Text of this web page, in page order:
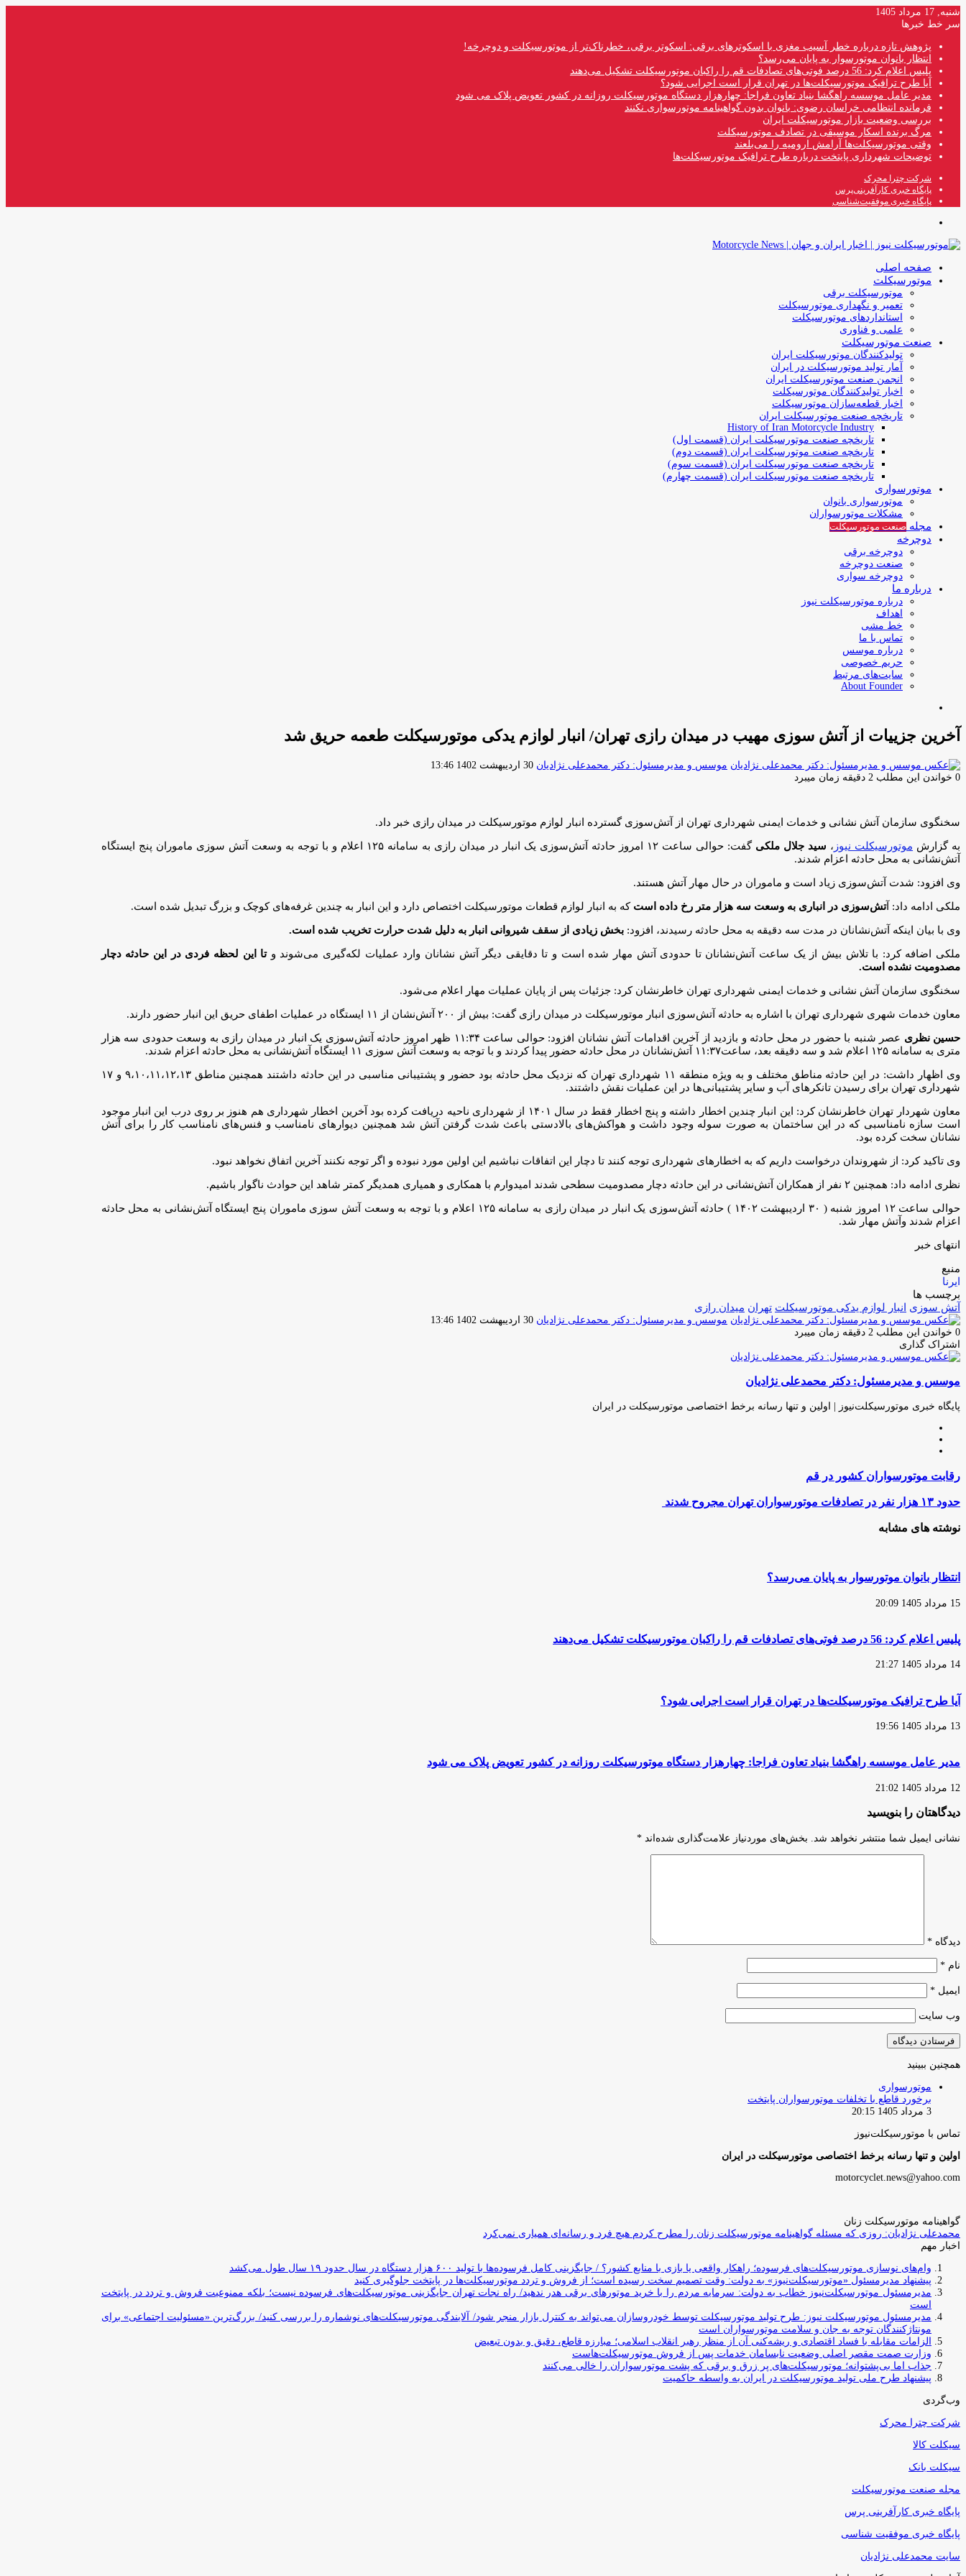
شنبه, 17 مرداد 1405
سر خط خبرها
پژوهش تازه درباره خطر آسیب مغزی با اسکوترهای برقی: اسکوتر برقی، خطرناک‌تر از موتورسیکلت و دوچرخه!
انتظار بانوان موتورسوار به پایان می‌رسد؟
پلیس اعلام کرد: 56 درصد فوتی‌های تصادفات قم را راکبان موتورسیکلت تشکیل می‌دهند
آیا طرح ترافیک موتورسیکلت‌ها در تهران قرار است اجرایی شود؟
مدیر عامل موسسه راهگشا بنیاد تعاون فراجا: چهارهزار دستگاه موتورسیکلت روزانه در کشور تعویض پلاک می شود
فرمانده انتظامی خراسان رضوی: بانوان بدون گواهینامه موتورسواری نکنند
بررسی وضعیت بازار موتورسیکلت ایران
مرگ برنده اسکار موسیقی در تصادف موتورسیکلت
وقتی موتورسیکلت‌ها آرامش ارومیه را می‌بلعند
توضیحات شهرداری پایتخت درباره طرح ترافیک موتورسیکلت‌ها
شرکت چترا محرک
پایگاه خبری کارآفرینی‌پرس
پایگاه خبری موفقیت‌شناسی
صفحه اصلی
موتورسیکلت
موتورسیکلت برقی
تعمیر و نگهداری موتورسیکلت
استانداردهای موتورسیکلت
علمی و فناوری
صنعت موتورسیکلت
تولیدکنندگان موتورسیکلت ایران
آمار تولید موتورسیکلت در ایران
انجمن صنعت موتورسیکلت ایران
اخبار تولیدکنندگان موتورسیکلت
اخبار قطعه‌سازان موتورسیکلت
تاریخچه صنعت موتورسیکلت ایران
History of Iran Motorcycle Industry
تاریخچه صنعت موتورسیکلت ایران (قسمت اول)
تاریخچه صنعت موتورسیکلت ایران (قسمت دوم)
تاریخچه صنعت موتورسیکلت ایران (قسمت سوم)
تاریخچه صنعت موتورسیکلت ایران (قسمت چهارم)
موتورسواری
موتورسواری بانوان
مشکلات موتورسواران
مجله صنعت موتورسیکلت
دوچرخه
دوچرخه برقی
صنعت دوچرخه
دوچرخه سواری
درباره ما
درباره موتورسیکلت نیوز
اهداف
خط مشی
تماس با ما
درباره موسس
حریم خصوصی
سایت‌های مرتبط
About Founder
آخرین جزییات از آتش سوزی مهیب در میدان رازی تهران/ انبار لوازم یدکی موتورسیکلت طعمه حریق شد
موسس و مدیرمسئول: دکتر محمدعلی نژادیان ارسال
30 اردیبهشت 1402 13:46
0 خواندن این مطلب 2 دقیقه زمان میبرد
سخنگوی سازمان آتش نشانی و خدمات ایمنی شهرداری تهران از آتش‌سوزی گسترده انبار لوازم موتورسیکلت در میدان رازی خبر داد.
به گزارش موتورسیکلت نیوز ، سید جلال ملکی
گفت: حوالی ساعت ۱۲ امروز حادثه آتش‌سوزی یک انبار در میدان رازی به سامانه ۱۲۵ اعلام و با توجه به وسعت آتش سوزی ماموران پنج ایستگاه
آتش‌نشانی به محل حادثه اعزام شدند.
وی افزود: شدت آتش‌سوزی زیاد است و ماموران در حال مهار آتش هستند.
ملکی ادامه داد: آتش‌سوزی در انباری به وسعت سه هزار متر رخ داده است که به انبار لوازم قطعات موتورسیکلت اختصاص دارد و این انبار به چندین غرفه‌های کوچک و بزرگ تبدیل شده است.
وی با بیان اینکه آتش‌نشانان در مدت سه دقیقه به محل حادثه رسیدند، افزود: بخش زیادی از سقف‌ شیروانی انبار به دلیل شدت حرارت تخریب شده است.
ملکی اضافه کرد: با تلاش بیش از یک ساعت آتش‌نشانان تا حدودی آتش مهار شده است و تا دقایقی دیگر آتش نشانان وارد عملیات لکه‌گیری می‌شوند وتا این لحظه فردی در این حادثه دچار
مصدومیت نشده است.
سخنگوی سازمان آتش نشانی و خدمات ایمنی شهرداری تهران خاطرنشان کرد: جزئیات پس از پایان عملیات مهار اعلام می‌شود.
معاون خدمات شهری شهرداری تهران با اشاره به حادثه آتش‌سوزی انبار موتورسیکلت در میدان رازی گفت: بیش از ۲۰۰ آتش‌نشان از ۱۱ ایستگاه در عملیات اطفای حریق این انبار حضور دارند.
حسین نظری
عصر شنبه با حضور در محل حادثه و بازدید از آخرین اقدامات آتش نشانان افزود: حوالی ساعت ۱۱:۳۴ ظهر امروز حادثه آتش‌سوزی یک انبار در میدان رازی به وسعت حدودی سه هزار
متری به سامانه ۱۲۵ اعلام شد و سه دقیقه بعد، ساعت۱۱:۳۷ آتش‌نشانان در محل حادثه حضور پیدا کردند و با توجه به وسعت آتش سوزی ۱۱ ایستگاه آتش‌نشانی به محل حادثه اعزام شدند.
وی اظهار داشت: در این حادثه مناطق مختلف و به ویژه منطقه ۱۱ شهرداری تهران که نزدیک محل حادثه بود حضور و پشتیبانی مناسبی در این حادثه داشتند همچنین مناطق ۹،۱۰،۱۱،۱۲،۱۳ و ۱۷
شهرداری تهران برای رسیدن تانکرهای آب و سایر پشتیبانی‌ها در این عملیات نقش داشتند.
معاون شهردار تهران خاطرنشان کرد: این انبار چندین اخطار داشته و پنج اخطار فقط در سال ۱۴۰۱ از شهرداری ناحیه دریافت کرده بود آخرین اخطار شهرداری هم هنوز بر روی درب این انبار موجود
است سازه‌ نامناسبی که در این ساختمان به صورت سوله وجود داشت و هواکش‌های بالادستی باعث شدت گرفتن آتش شد همچنین دیوارهای نامناسب و فنس‌های نامناسب کار را برای آتش
نشانان سخت کرده بود.
وی تاکید کرد: از شهروندان درخواست داریم که به اخطارهای شهرداری توجه کنند تا دچار این اتفاقات نباشیم این اولین مورد نبوده و اگر توجه نکنند آخرین اتفاق نخواهد نبود.
نظری ادامه داد: همچنین ۲ نفر از همکاران آتش‌نشانی در این حادثه دچار مصدومیت سطحی شدند امیدوارم با همکاری و همیاری همدیگر کمتر شاهد این حوادث ناگوار باشیم.
حوالی ساعت ۱۲ امروز شنبه ( ۳۰ اردیبهشت ۱۴۰۲ ) حادثه آتش‌سوزی یک انبار در میدان رازی به سامانه ۱۲۵ اعلام و با توجه به وسعت آتش سوزی ماموران پنج ایستگاه آتش‌نشانی به محل حادثه
اعزام شدند وآتش مهار شد.
انتهای خبر
منبع
ایرنا
برچسب ها
آتش سوزی انبار لوازم یدکی موتورسیکلت تهران میدان رازی
موسس و مدیرمسئول: دکتر محمدعلی نژادیان ارسال
30 اردیبهشت 1402 13:46
0 خواندن این مطلب 2 دقیقه زمان میبرد
اشتراک گذاری
فیس
توئیتر
لینکدین
واتس
تلگرام
اشتراک
از
ایمیل
چاپ
موسس و مدیرمسئول: دکتر محمدعلی نژادیان
پایگاه خبری موتورسیکلت‌نیوز | اولین و تنها رسانه برخط اختصاصی موتورسیکلت در ایران
رقابت
موتورسواران
کشور
در
قم
رقابت موتورسواران کشور در قم
حدود
هزار
نفر
موتورسواران
تهران
مجروح
شدند
حدود ۱۳ هزار نفر در تصادفات موتورسواران تهران مجروح شدند
نوشته های مشابه
انتظار بانوان موتورسوار به پایان می‌رسد؟
15 مرداد 1405 20:09
پلیس اعلام کرد: 56 درصد فوتی‌های تصادفات قم را راکبان موتورسیکلت تشکیل می‌دهند
14 مرداد 1405 21:27
آیا طرح ترافیک موتورسیکلت‌ها در تهران قرار است اجرایی شود؟
13 مرداد 1405 19:56
مدیر عامل موسسه راهگشا بنیاد تعاون فراجا: چهارهزار دستگاه موتورسیکلت روزانه در کشور تعویض پلاک می شود
12 مرداد 1405 21:02
دیدگاهتان را بنویسید
نشانی ایمیل شما منتشر نخواهد شد. بخش‌های موردنیاز علامت‌گذاری شده‌اند *
دیدگاه *
نام *
ایمیل *
وب‌ سایت
همچنین ببینید
موتورسواری
برخورد قاطع با تخلفات موتورسواران پایتخت
3 مرداد 1405 20:15
تماس با موتورسیکلت‌نیوز
اولین و تنها رسانه برخط اختصاصی موتورسیکلت در ایران
motorcyclet.news@yahoo.com
گواهینامه موتورسیکلت زنان
محمدعلی نژادیان: روزی که مسئله گواهینامه موتورسیکلت زنان را مطرح کردم هیچ فرد و رسانه‌ای همیاری نمی‌کرد
اخبار مهم
وام‌های نوسازی موتورسیکلت‌های فرسوده؛ راهکار واقعی یا بازی با منابع کشور؟ / جایگزینی کامل فرسوده‌ها با تولید ۶۰۰ هزار دستگاه در سال حدود ۱۹ سال طول می‌کشد
پیشنهاد مدیرمسئول «موتورسیکلت‌نیوز» به دولت: وقت تصمیم سخت رسیده است؛ از فروش و تردد موتورسیکلت‌ها در پایتخت جلوگیری کنید
مدیرمسئول موتورسیکلت‌نیوز خطاب به دولت: سرمایه مردم را با خرید موتورهای برقی هدر ندهید/ راه نجات تهران جایگزینی موتورسیکلت‌های فرسوده نیست؛ بلکه ممنوعیت فروش و تردد در پایتخت
است
مدیرمسئول موتورسیکلت نیوز: طرح تولید موتورسیکلت توسط خودروسازان می‌تواند به کنترل بازار منجر شود/ آلایندگی موتورسیکلت‌های نوشماره را بررسی کنید/ بزرگ‌ترین «مسئولیت اجتماعی» برای
مونتاژکنندگان توجه به جان و سلامت موتورسواران است
الزامات مقابله با فساد اقتصادی و ریشه‌کنی آن از منظر رهبر انقلاب اسلامی؛ مبارزه قاطع، دقیق و بدون تبعیض
وزارت صمت مقصر اصلی وضعیت نابسامان خدمات پس از فروش موتورسیکلت‌هاست
جذاب اما بی‌پشتوانه؛ موتورسیکلت‌های پر زرق‌ و برقی که پشت موتورسواران را خالی می‌کنند
پیشنهاد طرح ملی تولید موتورسیکلت در ایران به واسطه حاکمیت
وب‌گردی
شرکت چترا محرک
سیکلت کالا
سیکلت بانک
مجله صنعت موتورسیکلت
پایگاه خبری کارآفرینی پرس
پایگاه خبری موفقیت شناسی
سایت محمدعلی نژادیان